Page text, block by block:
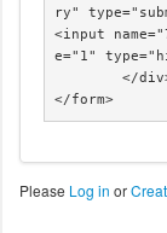
ry"
<input
e="1" type="hidden">
	</div>
</form>
Please Log in or